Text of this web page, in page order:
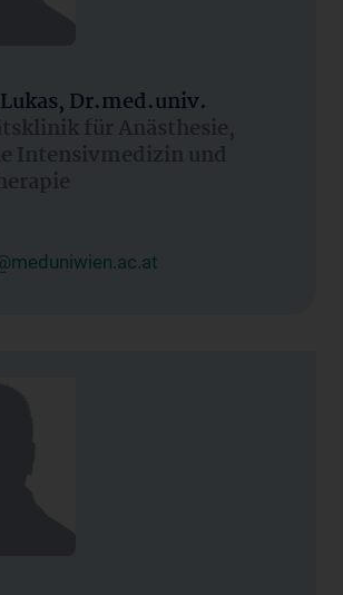
Dr.med.univ.
für Anästhesie,
Intensivmedizin und